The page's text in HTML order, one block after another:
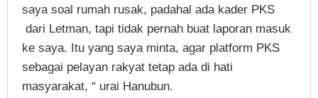
saya soal rumah rusak, padahal ada kader PKS
dari Letman, tapi tidak pernah buat laporan masuk
ke saya. Itu yang saya minta, agar platform PKS
sebagai pelayan rakyat tetap ada di hati
masyarakat, “ urai Hanubun.